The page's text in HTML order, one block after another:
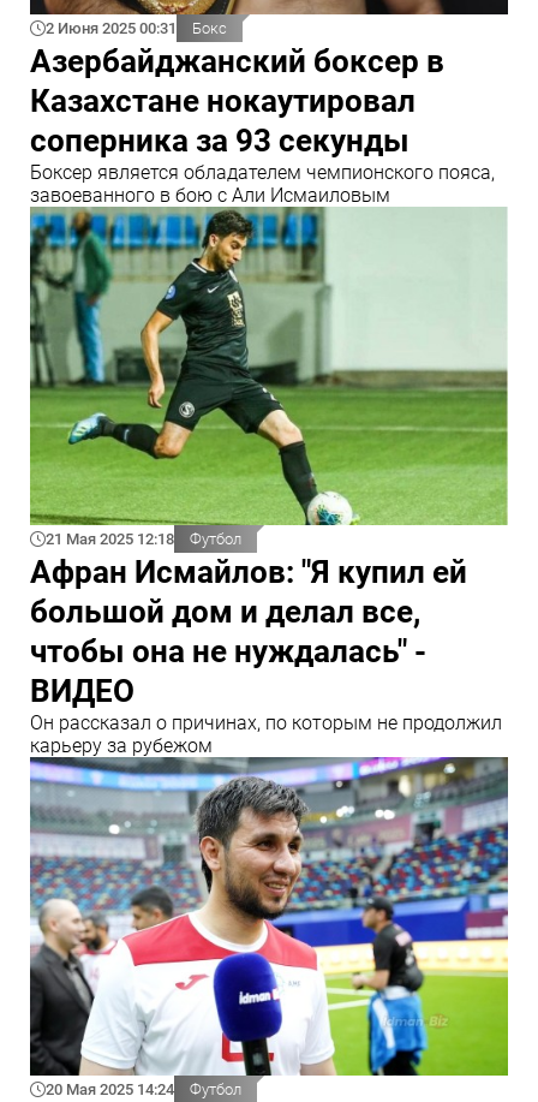
2 Июня 2025 00:31 Бокс
Азербайджанский боксер в
Казахстане нокаутировал
соперника за 93 секунды
Боксер является обладателем чемпионского пояса,
завоеванного в бою с Али Исмаиловым
21 Мая 2025 12:18 Футбол
Афран Исмайлов: "Я купил ей
большой дом и делал все,
чтобы она не нуждалась" -
ВИДЕО
Он рассказал о причинах, по которым не продолжил
карьеру за рубежом
20 Мая 2025 14:24 Футбол